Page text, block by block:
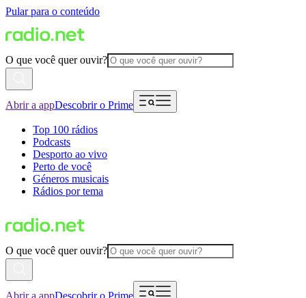
Pular para o conteúdo
O que você quer ouvir?
Abrir a appDescobrir o Prime
Top 100 rádios
Podcasts
Desporto ao vivo
Perto de você
Géneros musicais
Rádios por tema
O que você quer ouvir?
Abrir a appDescobrir o Prime